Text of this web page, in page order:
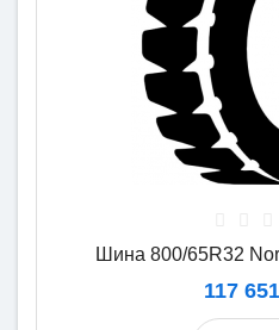
Шина 800/65R32
117